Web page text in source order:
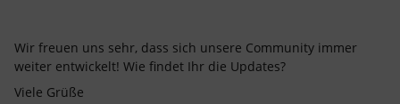
Wir freuen uns sehr, dass sich unsere Community immer
weiter entwickelt! Wie findet Ihr die Updates?
Viele Grüße